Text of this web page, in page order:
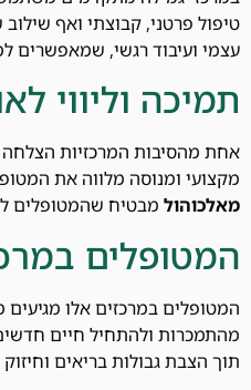
טיפול פרטני, קבוצתי ואף
עצמי ועיבוד רגשי, שמאפשרים
תמיכה וליווי
אחת מהסיבות המרכזיות
מקצועי ומנוסה מלווה את
מאלכוהול מבטיח שהמטופלים
המטופלים
המטופלים במרכזים אלו
מהתמכרות ולהתחיל חיים
תוך הצבת גבולות בריאים